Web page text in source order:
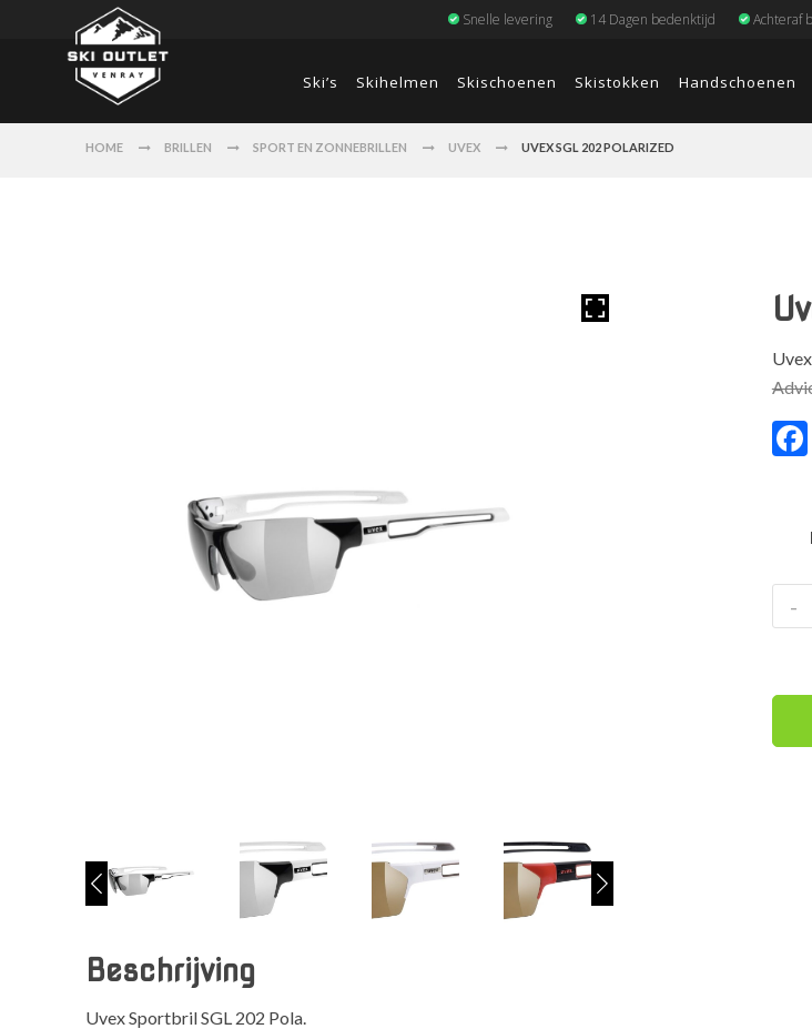
Snelle levering 14 Dagen bedenktijd Achteraf
Ski’s Skihelmen Skischoenen Skistokken Handschoenen
HOME BRILLEN SPORT EN ZONNEBRILLEN UVEX UVEX SGL 202 POLARIZED
-
Beschrijving
Uvex Sportbril SGL 202 Pola.